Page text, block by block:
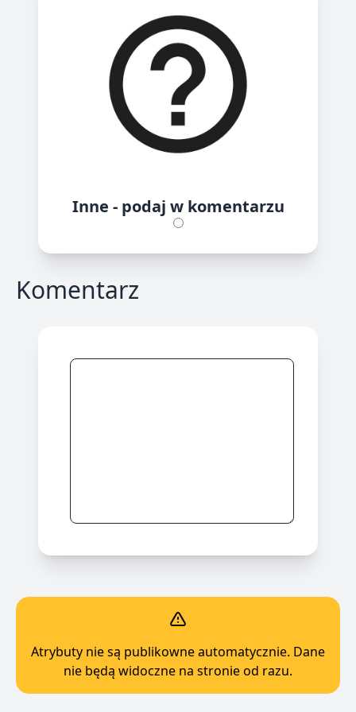
Inne - podaj w komentarzu
Komentarz
Atrybuty nie są publikowne automatycznie. Dane
nie będą widoczne na stronie od razu.